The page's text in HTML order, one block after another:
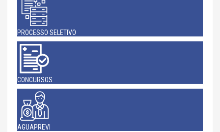
PROCESSO SELETIVO
CONCURSOS
AGUAPREVI